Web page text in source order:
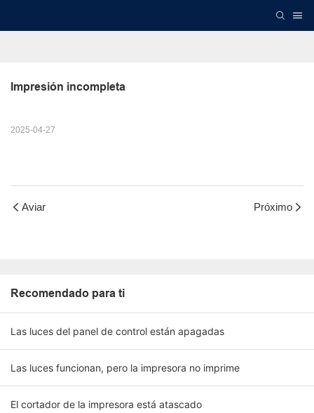
Impresión incompleta
2025-04-27
Aviar Próximo
Recomendado para ti
Las luces del panel de control están apagadas
Las luces funcionan, pero la impresora no imprime
El cortador de la impresora está atascado